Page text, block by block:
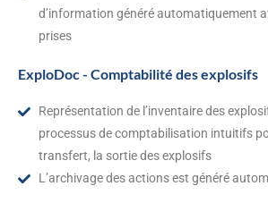
d’information généré automatiquement
prises
ExploDoc - Comptabilité des explosifs
Représentation de l’inventaire des
processus de comptabilisation intuitifs
transfert, la sortie des explosifs
L’archivage des actions est généré